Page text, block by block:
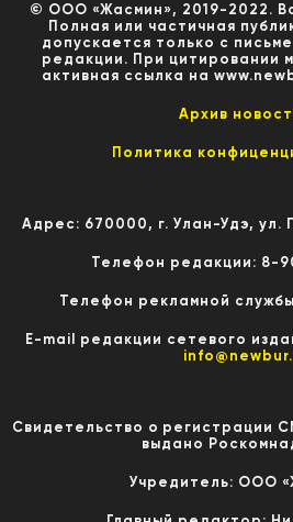
© ООО «Жасмин», 2019-2022.
Полная или частичная
допускается только с
редакции. При цитировании
активная ссылка на
Архив
Политика
Адрес: 670000, г. Улан-Удэ,
Телефон редакции: 8-
Телефон рекламной
E-mail редакции сетевого
Свидетельство о регистрации
выдано
Учредитель: ООО